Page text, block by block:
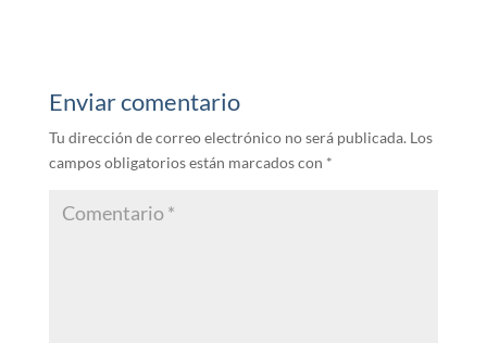
Enviar comentario
Tu dirección de correo electrónico no será publicada. Los
campos obligatorios están marcados con *